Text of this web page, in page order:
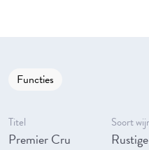
Functies
Titel
Premier Cru
Soort
Rustige